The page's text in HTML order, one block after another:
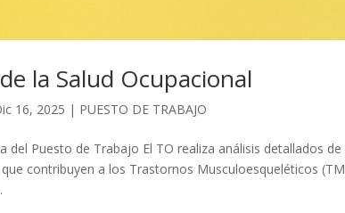
la Salud Ocupacional
16, 2025 | PUESTO DE TRABAJO
del Puesto de Trabajo El TO realiza análisis detallados
contribuyen a los Trastornos Musculoesqueléticos